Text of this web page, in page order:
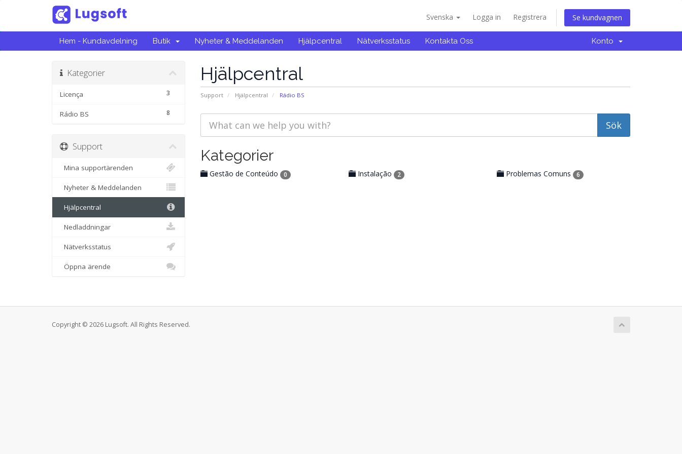
Svenska Logga in Registrera Se kundvagnen
Hem - Kundavdelning Butik Nyheter & Meddelanden Hjälpcentral Nätverksstatus Kontakta Oss Konto
Hjälpcentral
Support Hjälpcentral Rádio BS
Kategorier
3
Licença
8
Rádio BS
Kategorier
Gestão de Conteúdo 0 Instalação 2 Problemas Comuns 6
Support
Mina supportärenden
Nyheter & Meddelanden
Hjälpcentral
Nedladdningar
Nätverksstatus
Öppna ärende
Copyright © 2026 Lugsoft. All Rights Reserved.